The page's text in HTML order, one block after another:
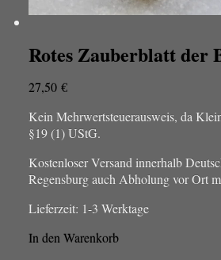
Rotes Zauberblatt der
27,50 €
Kein Mehrwertsteuerausweis, da
§19 (1) UStG.
Kostenloser Versand innerhalb
Regensburg auch Abholung vor Ort
Lieferzeit: 1-3 Werktage
In den Warenkorb